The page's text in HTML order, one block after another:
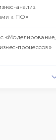
анализ.
к ПО»
«Моделирование,
процессов»